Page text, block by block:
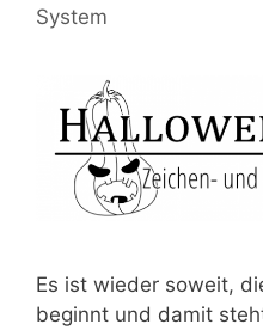
System
Es ist wie­der soweit,
beginnt und damit